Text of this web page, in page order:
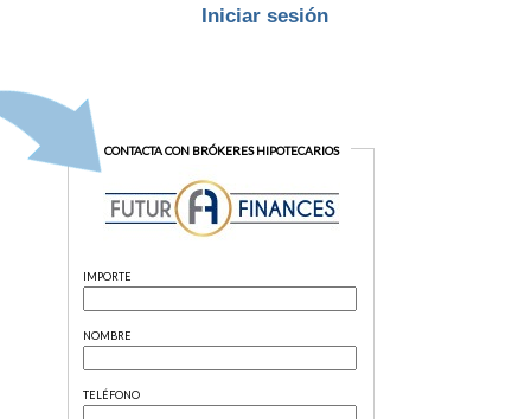
Iniciar sesión